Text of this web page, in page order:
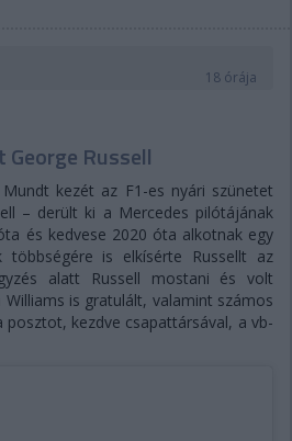
18 órája
Russell
kezét az F1-es nyári szünetet
– derült ki a Mercedes pilótájának
és kedvese 2020 óta alkotnak egy
is elkísérte Russellt az
alatt Russell mostani és volt
is gratulált, valamint számos
posztot, kezdve csapattársával, a vb-